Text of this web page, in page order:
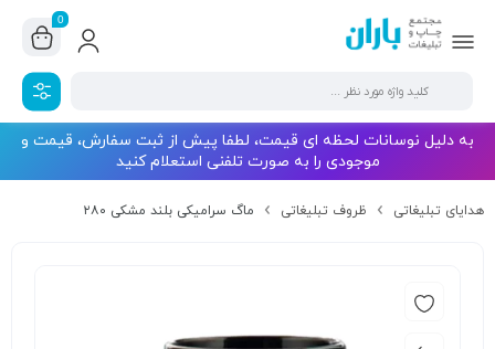
0
به دلیل نوسانات لحظه ای قیمت، لطفا پیش از ثبت سفارش، قیمت و
موجودی را به صورت تلفنی استعلام کنید
هدایای تبلیغاتی ظروف تبلیغاتی ماگ سرامیکی بلند مشکی ۲۸۰